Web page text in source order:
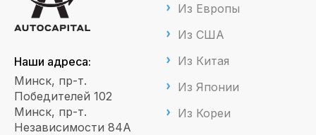
Наши адреса:
Минск, пр-т.
Победителей 102
Минск, пр-т.
Независимости 84А
Из Европы
Из США
Из Китая
Из Японии
Из Кореи